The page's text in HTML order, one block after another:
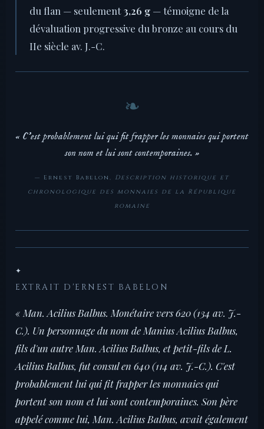
du flan — seulement3,26 g — témoigne de la
dévaluation progressive du bronze au cours du
IIe siècle av. J.-C.
« C'est probablement lui qui fit frapper les monnaies qui portent
son nom et lui sont contemporaines. »
— Ernest Babelon, Description historique et
chronologique des monnaies de la République
romaine
✦
EXTRAIT D'ERNEST BABELON
« Man. Acilius Balbus. Monétaire vers 620 (134 av. J.-
C.). Un personnage du nom de Manius Acilius Balbus,
fils d'un autre Man. Acilius Balbus, et petit-fils de L.
Acilius Balbus, fut consul en 640 (114 av. J.-C.). C'est
probablement lui qui fit frapper les monnaies qui
portent son nom et lui sont contemporaines. Son père
appelé comme lui, Man. Acilius Balbus, avait également